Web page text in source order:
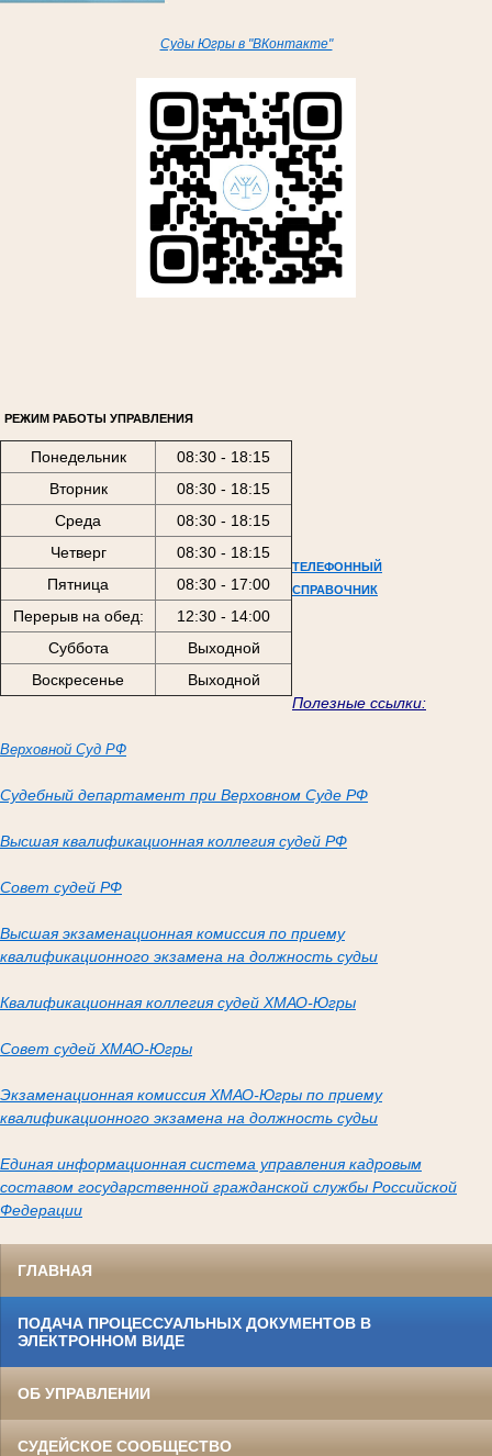
Суды Югры в "ВКонтакте"
РЕЖИМ РАБОТЫ УПРАВЛЕНИЯ
Понедельник
08:30 - 18:15
Вторник
08:30 - 18:15
Среда
08:30 - 18:15
Четверг
08:30 - 18:15
Пятница
08:30 - 17:00
Перерыв на обед:
12:30 - 14:00
Суббота
Выходной
Воскресенье
Выходной
ТЕЛЕФОННЫЙ
СПРАВОЧНИК
Полезные ссылки:
Верховной Суд РФ
Судебный департамент при Верховном Суде РФ
Высшая квалификационная коллегия судей РФ
Совет судей РФ
Высшая экзаменационная комиссия по приему
квалификационного экзамена на должность судьи
Квалификационная коллегия судей ХМАО-Югры
Совет судей ХМАО-Югры
Экзаменационная комиссия ХМАО-Югры по приему
квалификационного экзамена на должность судьи
Единая информационная система управления кадровым
составом государственной гражданской службы Российской
Федерации
ГЛАВНАЯ
ПОДАЧА ПРОЦЕССУАЛЬНЫХ ДОКУМЕНТОВ В
ЭЛЕКТРОННОМ ВИДЕ
ОБ УПРАВЛЕНИИ
СУДЕЙСКОЕ СООБЩЕСТВО